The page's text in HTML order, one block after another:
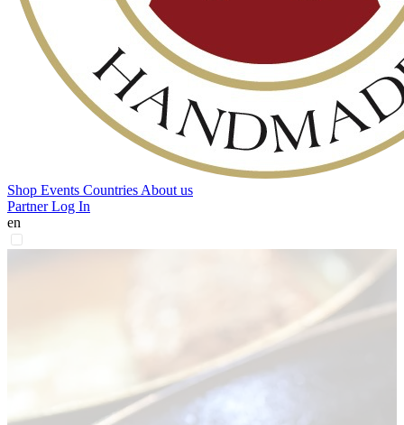
Shop Events Countries About us
Partner Log In
en